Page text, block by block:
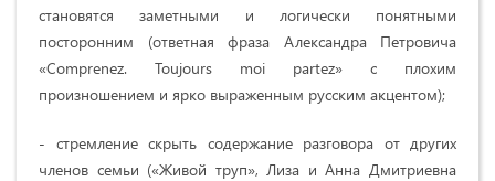
становятся заметными и логически понятными
посторонним (ответная фраза Александра Петровича
«Comprenez. Toujours moi partez» с плохим
произношением и ярко выраженным русским акцентом);
- стремление скрыть содержание разговора от других
членов семьи («Живой труп», Лиза и Анна Дмитриевна